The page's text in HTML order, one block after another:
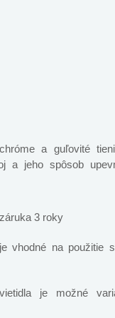
a guľovité
a jeho spôsob
3 roky
vhodné na použitie
je možné